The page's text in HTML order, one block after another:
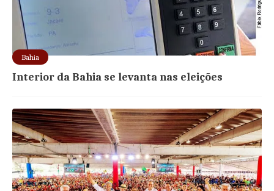
Bahia
Interior da Bahia se levanta nas eleições